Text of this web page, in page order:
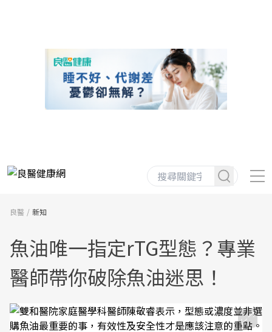
良醫 新知
魚油唯一指定rTG型態？專業
醫師帶你破除魚油迷思！